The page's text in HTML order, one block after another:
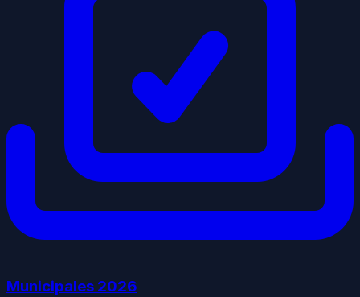
Municipales 2026